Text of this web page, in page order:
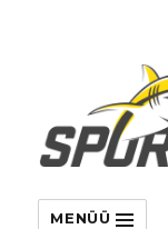
MENÜÜ